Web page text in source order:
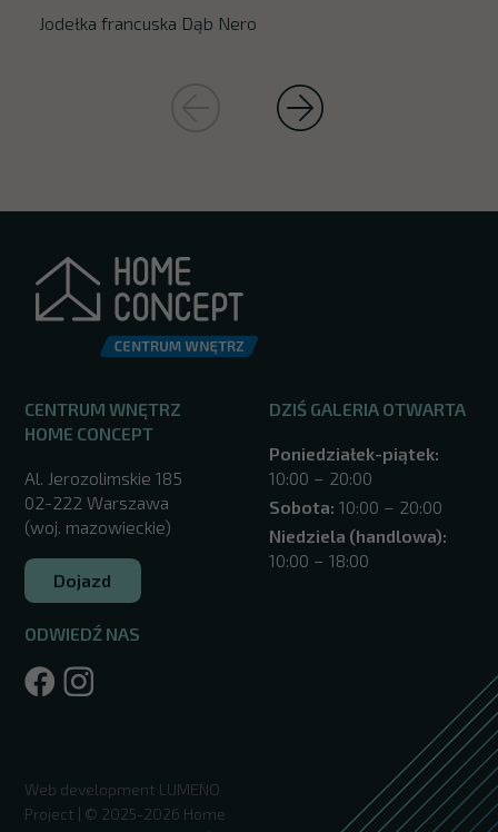
Jodełka francuska Dąb Nero
CENTRUM WNĘTRZ
HOME CONCEPT
Al. Jerozolimskie 185
02-222 Warszawa
(woj. mazowieckie)
Dojazd
ODWIEDŹ NAS
DZIŚ GALERIA OTWARTA
Poniedziałek-piątek:
10:00 – 20:00
Sobota: 10:00 – 20:00
Niedziela (handlowa):
10:00 – 18:00
Web development LUMENO
Project | © 2025-2026 Home